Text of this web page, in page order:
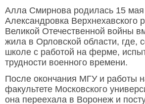
Алла Смирнова родилась 15 мая
Александровка Верхнехавского
Великой Отечественной войны
жила в Орловской области, где,
школе с работой на ферме,
трудности военного времени.
После окончания МГУ и работы
факультете Московского
она переехала в Воронеж и